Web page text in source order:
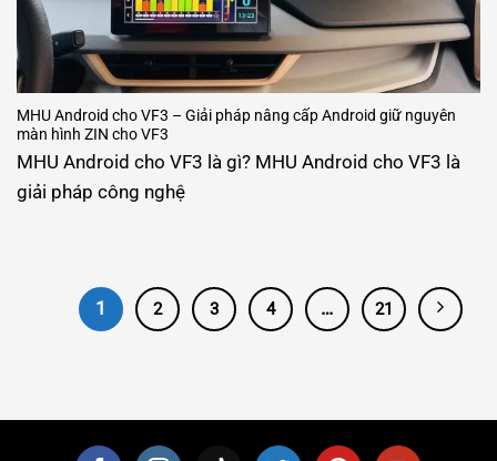
MHU Android cho VF3 – Giải pháp nâng cấp Android giữ nguyên
màn hình ZIN cho VF3
MHU Android cho VF3 là gì? MHU Android cho VF3 là
giải pháp công nghệ
1 2 3 4 … 21